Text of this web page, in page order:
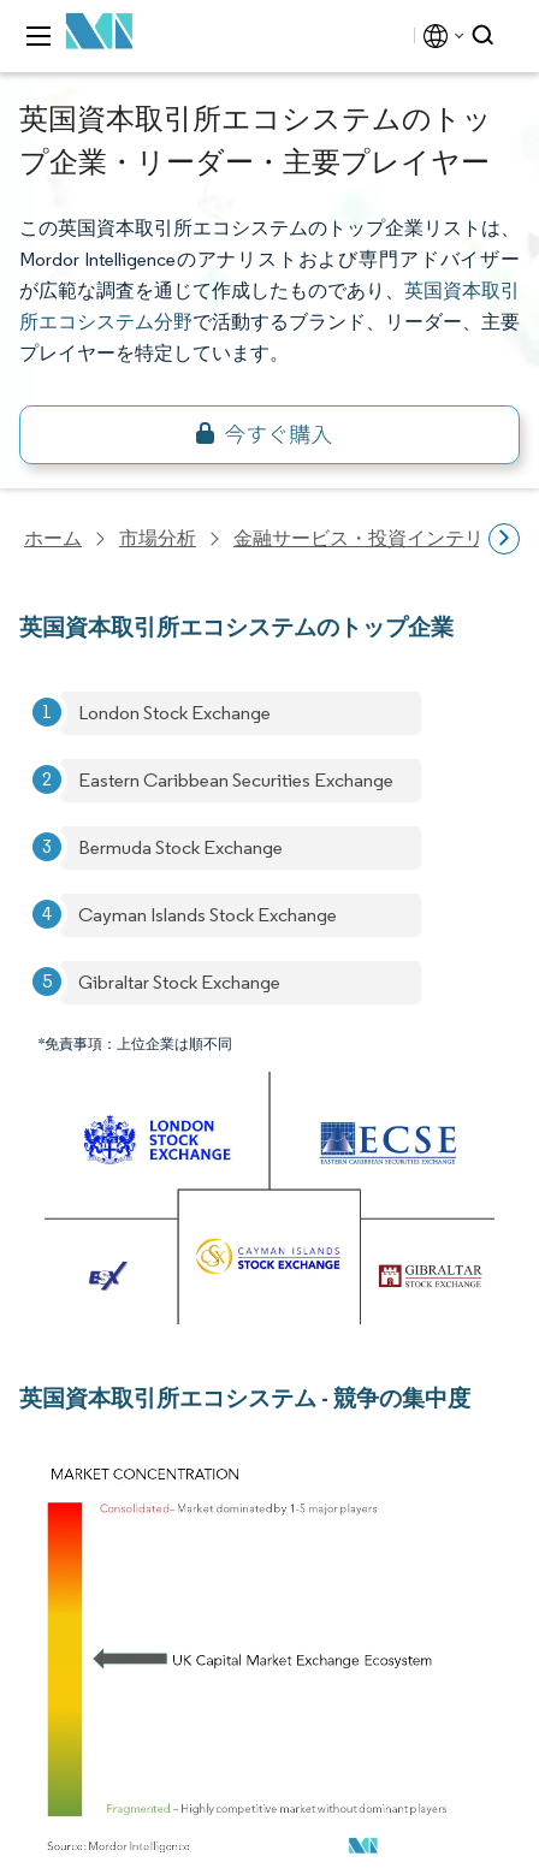
英国資本取引所エコシステムのトッ
プ企業・リーダー・主要プレイヤー
この英国資本取引所エコシステムのトップ企業リストは、
Mordor Intelligenceのアナリストおよび専門アドバイザー
が広範な調査を通じて作成したものであり、 英国資本取引
所エコシステム分野で活動するブランド、リーダー、主要
プレイヤーを特定しています。
ホーム 市場分析 金融サービス・投資インテリジェ
英国資本取引所エコシステムのトップ企業
London Stock Exchange
Eastern Caribbean Securities Exchange
Bermuda Stock Exchange
Cayman Islands Stock Exchange
Gibraltar Stock Exchange
*免責事項：上位企業は順不同
英国資本取引所エコシステム - 競争の集中度